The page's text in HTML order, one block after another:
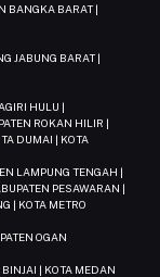
BANGKA BARAT |
JABUNG BARAT |
HULU |
ROKAN HILIR |
DUMAI | KOTA
LAMPUNG TENGAH |
PESAWARAN |
| KOTA METRO
OGAN
| KOTA MEDAN